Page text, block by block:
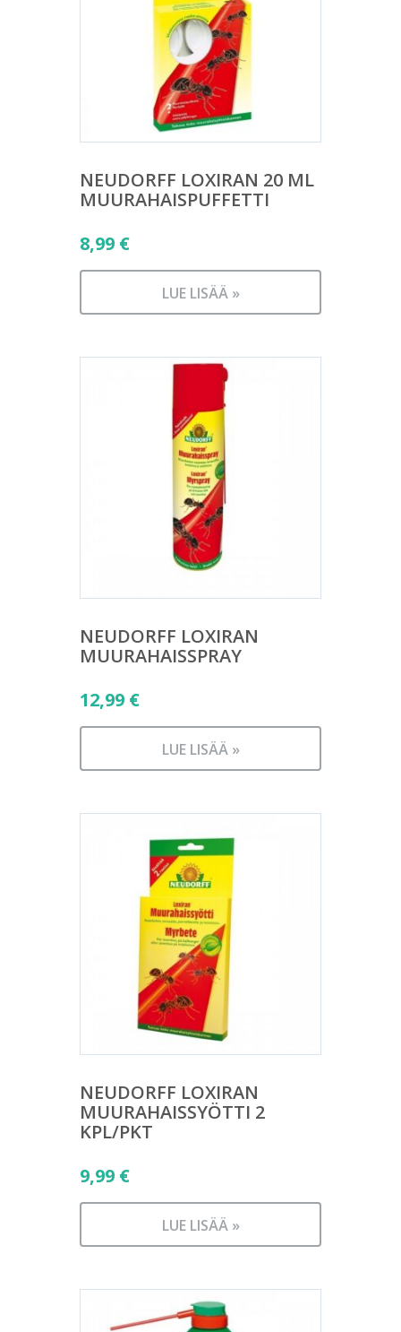
NEUDORFF LOXIRAN 20 ML
MUURAHAISPUFFETTI
8,99 €
LUE LISÄÄ »
NEUDORFF LOXIRAN
MUURAHAISSPRAY
12,99 €
LUE LISÄÄ »
NEUDORFF LOXIRAN
MUURAHAISSYÖTTI 2
KPL/PKT
9,99 €
LUE LISÄÄ »